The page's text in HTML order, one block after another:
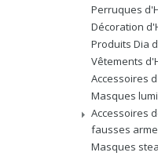
Perruques
Décoration
Produits Dia
Vêtements
Accessoires
Masques
Accessoires
fausses
Masques